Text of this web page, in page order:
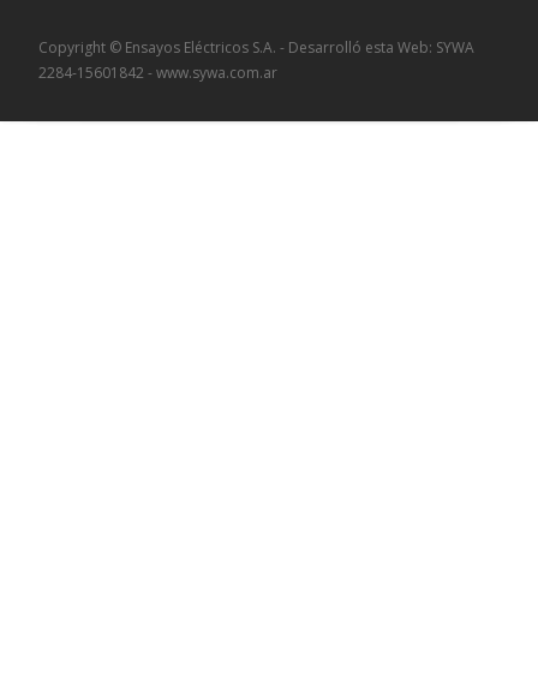
Copyright © Ensayos Eléctricos S.A. - Desarrolló esta Web: SYWA
2284-15601842 - www.sywa.com.ar